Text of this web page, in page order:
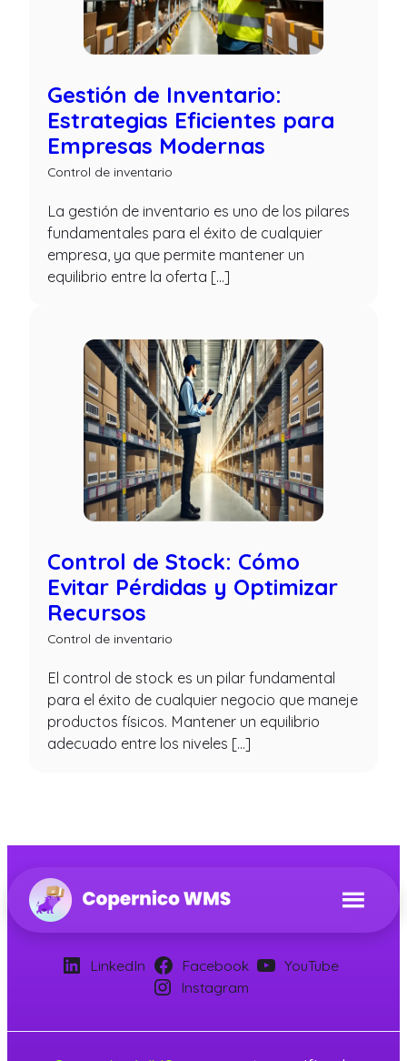
Gestión de Inventario:
Estrategias Eficientes para
Empresas Modernas
Control de inventario
La gestión de inventario es uno de los pilares
fundamentales para el éxito de cualquier
empresa, ya que permite mantener un
equilibrio entre la oferta […]
Control de Stock: Cómo
Evitar Pérdidas y Optimizar
Recursos
Control de inventario
El control de stock es un pilar fundamental
para el éxito de cualquier negocio que maneje
productos físicos. Mantener un equilibrio
adecuado entre los niveles […]
LinkedIn Facebook
YouTube
Instagram